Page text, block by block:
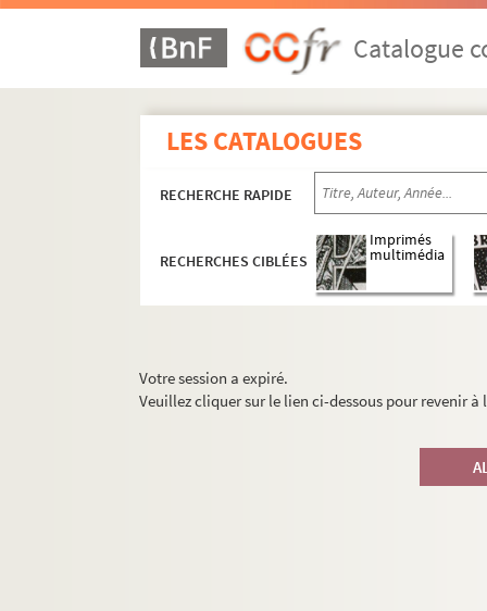
Catalogue
LES CATALOGUES
RECHERCHE RAPIDE
RECHERCHES CIBLÉES
Imprimés
multimédia
Votre session a expiré.
Veuillez cliquer sur le lien ci-dessous pour revenir